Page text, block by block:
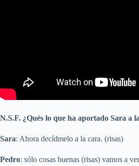
N.S.F. ¿Qués lo que ha aportado Sara a
Sara: Ahora decídmelo a la cara. (risas)
Pedro: sólo cosas buenas (risas) vamos a